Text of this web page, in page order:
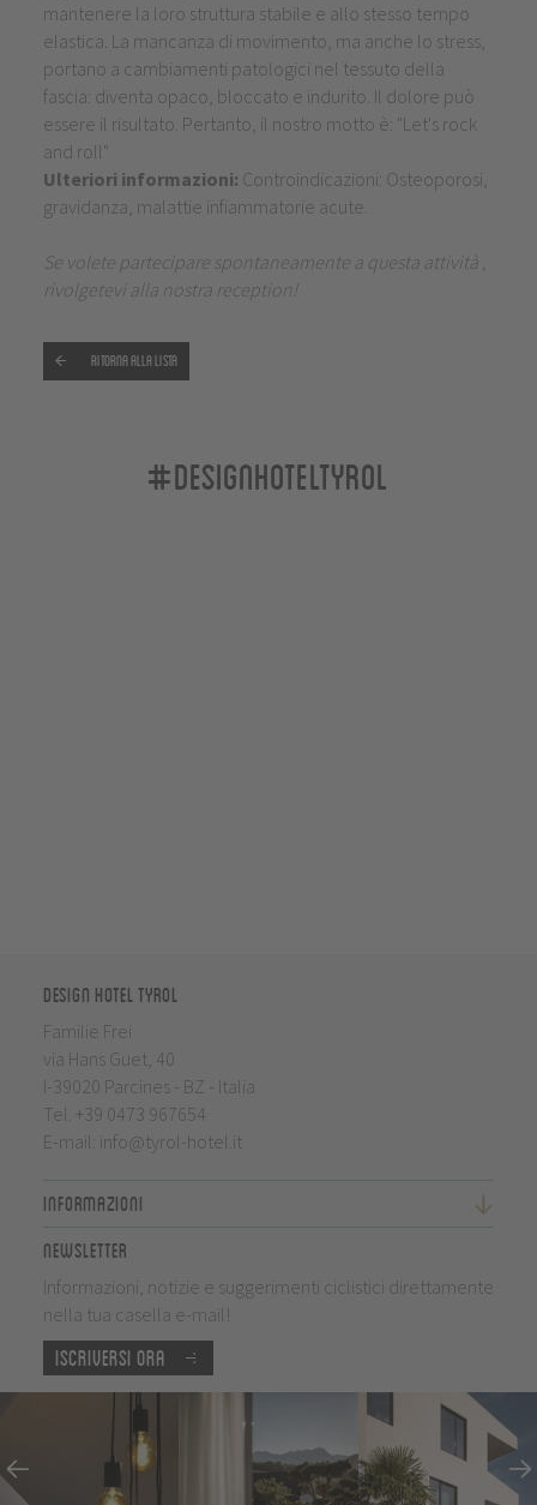
mantenere la loro struttura stabile e allo stesso tempo
elastica. La mancanza di movimento, ma anche lo stress,
portano a cambiamenti patologici nel tessuto della
fascia: diventa opaco, bloccato e indurito. Il dolore può
essere il risultato. Pertanto, il nostro motto è: "Let's rock
and roll"
Ulteriori informazioni: Controindicazioni: Osteoporosi,
gravidanza, malattie infiammatorie acute.
Se volete partecipare spontaneamente a questa attività ,
rivolgetevi alla nostra reception!
Ritorna alla lista
#designhoteltyrol
Design Hotel Tyrol
Familie Frei
via Hans Guet, 40
I-39020 Parcines - BZ - Italia
Tel. +39 0473 967654
E-mail: info@tyrol-hotel.it
Informazioni
Newsletter
Informazioni, notizie e suggerimenti ciclistici direttamente
nella tua casella e-mail!
Iscriversi ora